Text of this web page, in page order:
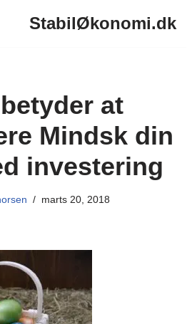
StabilØkonomi.dk
at
Mindsk din
investering
marts 20, 2018